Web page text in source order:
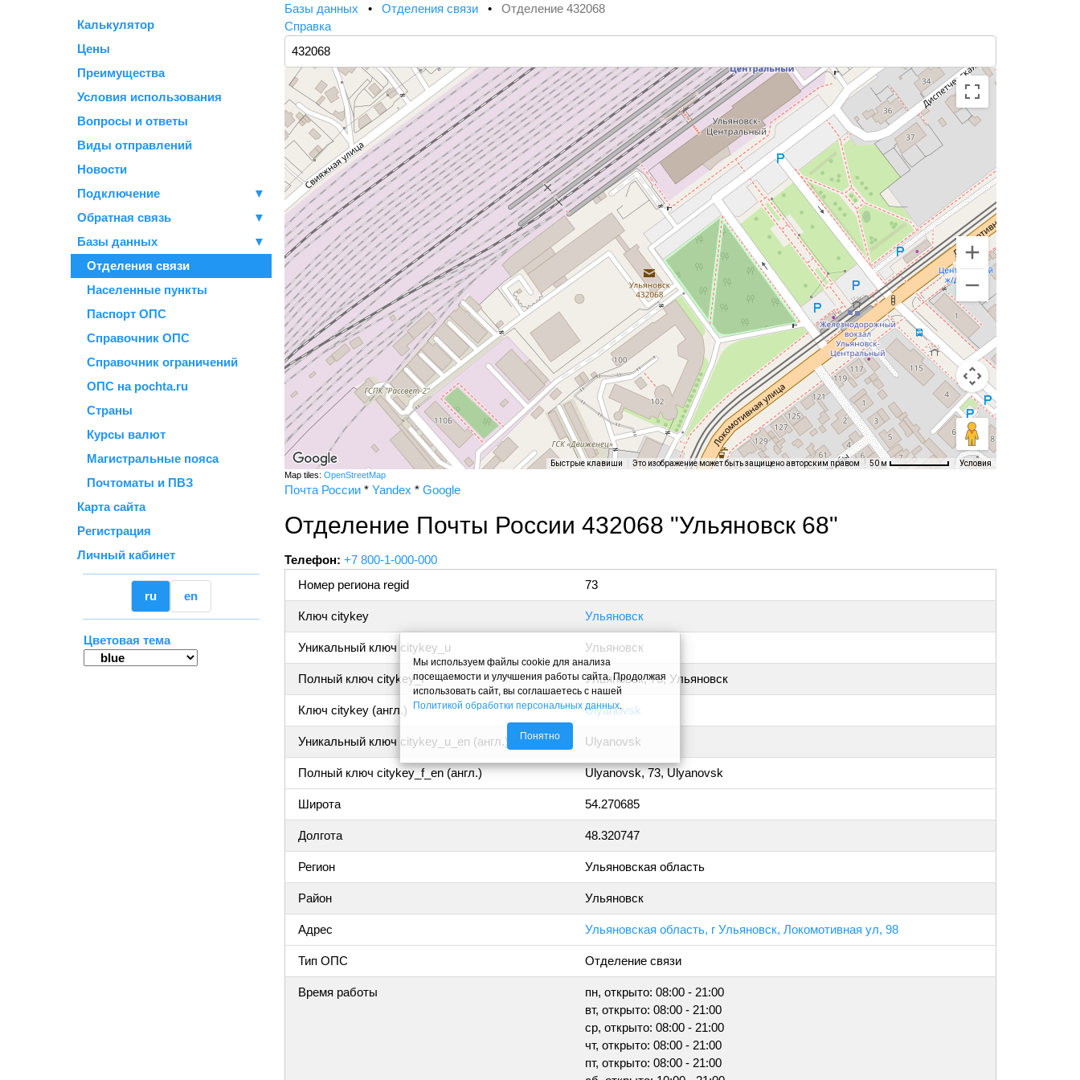
Калькулятор
Цены
Преимущества
Условия использования
Вопросы и ответы
Виды отправлений
Новости
Подключение
▼
Обратная связь
▼
Базы данных
▼
Отделения связи
Населенные пункты
Паспорт ОПС
Справочник ОПС
Справочник ограничений
ОПС на pochta.ru
Страны
Курсы валют
Магистральные пояса
Почтоматы и ПВЗ
Карта сайта
Регистрация
Личный кабинет
ru en
Цветовая тема
Базы данных • Отделения связи • Отделение 432068
Справка
Быстрые клавиши Это изображение может быть защищено авторским правом 50 м Условия
Map tiles: OpenStreetMap
Почта России * Yandex * Google
Отделение Почты России 432068 "Ульяновск 68"
Телефон: +7 800-1-000-000
Номер региона regid
73
Ключ citykey Ульяновск
Уникальный ключ citykey_u Ульяновск
Полный ключ citykey_f Ульяновск, 73, Ульяновск
Ключ citykey (англ.) Ulyanovsk
Уникальный ключ citykey_u_en (англ.) Ulyanovsk
Полный ключ citykey_f_en (англ.) Ulyanovsk, 73, Ulyanovsk
Широта 54.270685
Долгота 48.320747
Регион Ульяновская область
Район Ульяновск
Адрес Ульяновская область, г Ульяновск, Локомотивная ул, 98
Тип ОПС Отделение связи
Время работы
пн, открыто: 08:00 - 21:00
вт, открыто: 08:00 - 21:00
ср, открыто: 08:00 - 21:00
чт, открыто: 08:00 - 21:00
пт, открыто: 08:00 - 21:00
Мы используем файлы cookie для анализа
посещаемости и улучшения работы сайта. Продолжая
использовать сайт, вы соглашаетесь с нашей
Политикой обработки персональных данных
Понятно